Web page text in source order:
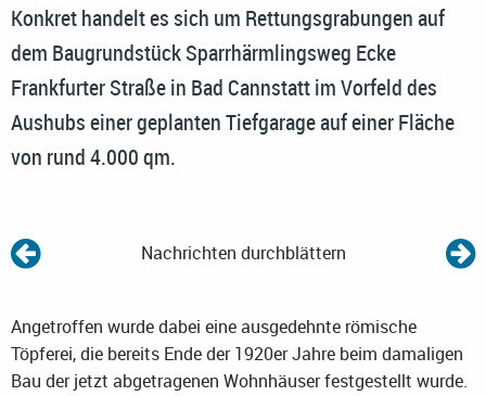
Konkret handelt es sich um Rettungsgrabungen auf
dem Baugrundstück Sparrhärmlingsweg Ecke
Frankfurter Straße in Bad Cannstatt im Vorfeld des
Aushubs einer geplanten Tiefgarage auf einer Fläche
von rund 4.000 qm.
Nachrichten durchblättern
Angetroffen wurde dabei eine ausgedehnte römische
Töpferei, die bereits Ende der 1920er Jahre beim damaligen
Bau der jetzt abgetragenen Wohnhäuser festgestellt wurde.